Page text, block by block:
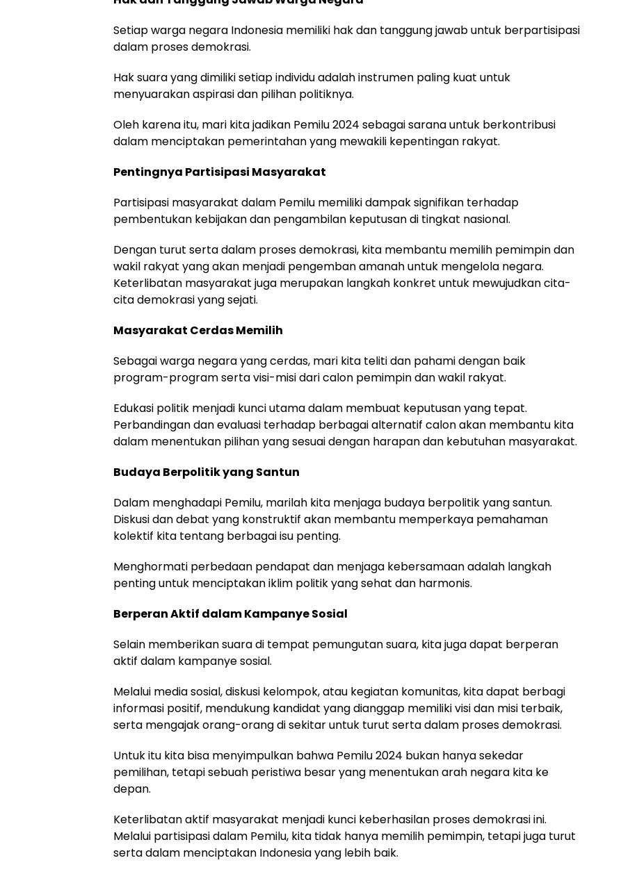
Setiap warga negara Indonesia memiliki hak dan tanggung jawab untuk berpartisipasi
dalam proses demokrasi.
Hak suara yang dimiliki setiap individu adalah instrumen paling kuat untuk
menyuarakan aspirasi dan pilihan politiknya.
Oleh karena itu, mari kita jadikan Pemilu 2024 sebagai sarana untuk berkontribusi
dalam menciptakan pemerintahan yang mewakili kepentingan rakyat.
Pentingnya Partisipasi Masyarakat
Partisipasi masyarakat dalam Pemilu memiliki dampak signifikan terhadap
pembentukan kebijakan dan pengambilan keputusan di tingkat nasional.
Dengan turut serta dalam proses demokrasi, kita membantu memilih pemimpin dan
wakil rakyat yang akan menjadi pengemban amanah untuk mengelola negara.
Keterlibatan masyarakat juga merupakan langkah konkret untuk mewujudkan cita-
cita demokrasi yang sejati.
Masyarakat Cerdas Memilih
Sebagai warga negara yang cerdas, mari kita teliti dan pahami dengan baik
program-program serta visi-misi dari calon pemimpin dan wakil rakyat.
Edukasi politik menjadi kunci utama dalam membuat keputusan yang tepat.
Perbandingan dan evaluasi terhadap berbagai alternatif calon akan membantu kita
dalam menentukan pilihan yang sesuai dengan harapan dan kebutuhan masyarakat.
Budaya Berpolitik yang Santun
Dalam menghadapi Pemilu, marilah kita menjaga budaya berpolitik yang santun.
Diskusi dan debat yang konstruktif akan membantu memperkaya pemahaman
kolektif kita tentang berbagai isu penting.
Menghormati perbedaan pendapat dan menjaga kebersamaan adalah langkah
penting untuk menciptakan iklim politik yang sehat dan harmonis.
Berperan Aktif dalam Kampanye Sosial
Selain memberikan suara di tempat pemungutan suara, kita juga dapat berperan
aktif dalam kampanye sosial.
Melalui media sosial, diskusi kelompok, atau kegiatan komunitas, kita dapat berbagi
informasi positif, mendukung kandidat yang dianggap memiliki visi dan misi terbaik,
serta mengajak orang-orang di sekitar untuk turut serta dalam proses demokrasi.
Untuk itu kita bisa menyimpulkan bahwa Pemilu 2024 bukan hanya sekedar
pemilihan, tetapi sebuah peristiwa besar yang menentukan arah negara kita ke
depan.
Keterlibatan aktif masyarakat menjadi kunci keberhasilan proses demokrasi ini.
Melalui partisipasi dalam Pemilu, kita tidak hanya memilih pemimpin, tetapi juga turut
serta dalam menciptakan Indonesia yang lebih baik.